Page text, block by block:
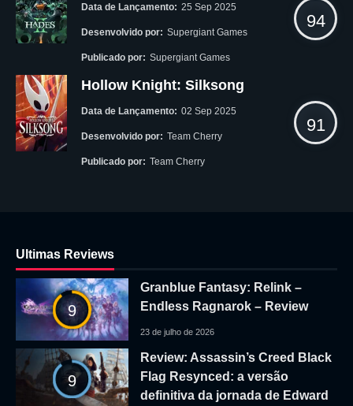
Data de Lançamento: 25 Sep 2025
Desenvolvido por: Supergiant Games
Publicado por: Supergiant Games
94
Hollow Knight: Silksong
Data de Lançamento: 02 Sep 2025
Desenvolvido por: Team Cherry
Publicado por: Team Cherry
91
Ultimas Reviews
9
Granblue Fantasy: Relink –
Endless Ragnarok – Review
23 de julho de 2026
9
Review: Assassin’s Creed Black
Flag Resynced: a versão
definitiva da jornada de Edward